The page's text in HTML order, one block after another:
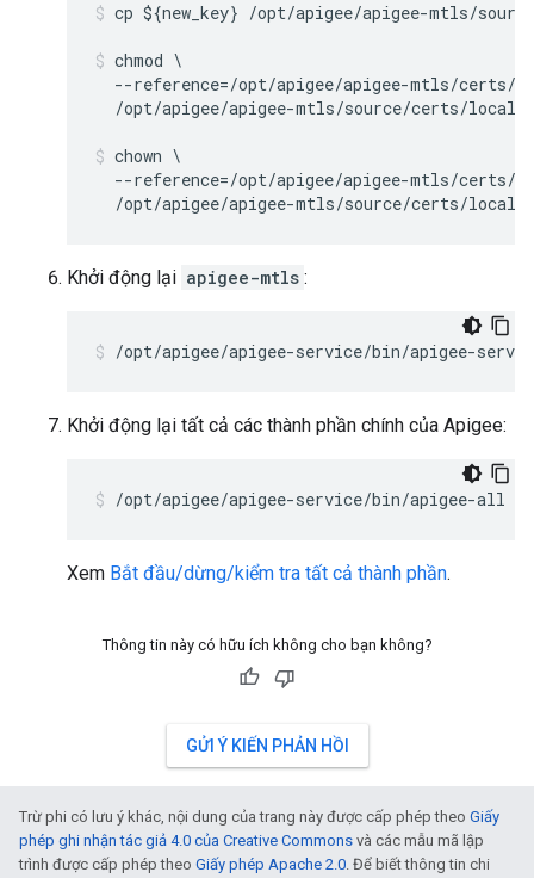
cp ${new_key} /opt/apigee/apigee-mtls/
chmod \
--reference=/opt/apigee/apigee-mtls/certs/
/opt/apigee/apigee-mtls/source/certs/
chown \
--reference=/opt/apigee/apigee-mtls/certs/
/opt/apigee/apigee-mtls/source/certs/
Khởi động lại apigee-mtls :
/opt/apigee/apigee-service/bin/apigee-
Khởi động lại tất cả các thành phần chính của Apigee:
/opt/apigee/apigee-service/bin/apigee-all
Xem Bắt đầu/dừng/kiểm tra tất cả thành phần.
Thông tin này có hữu ích không cho bạn không?
GỬI Ý KIẾN PHẢN HỒI
Trừ phi có lưu ý khác, nội dung của trang này được cấp phép theo Giấy
phép ghi nhận tác giả 4.0 của Creative Commons và các mẫu mã lập
trình được cấp phép theo Giấy phép Apache 2.0. Để biết thông tin chi